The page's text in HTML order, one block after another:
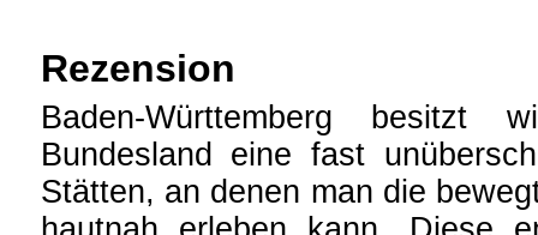
Rezension
Baden-Württemberg besitzt
Bundesland eine fast
Stätten, an denen man die